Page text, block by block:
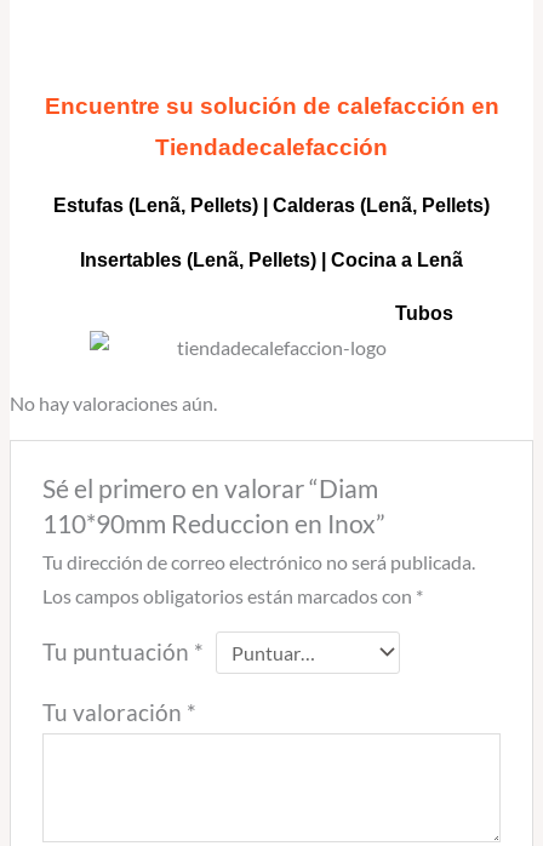
Encuentre su solución de calefacción en
Tiendadecalefacción
Estufas (Lenã, Pellets) Calderas (Lenã, Pellets)
Insertables (Lenã, Pellets) | Cocina a Lenã
Tubos
No hay valoraciones aún.
Sé el primero en valorar “Diam
110*90mm Reduccion en Inox”
Tu dirección de correo electrónico no será publicada.
Los campos obligatorios están marcados con *
Tu puntuación *
Tu valoración *